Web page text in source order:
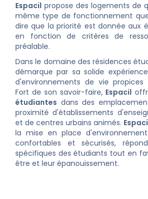
Espacil propose des logements de
même type de fonctionnement que
dire que la priorité est donnée aux
en fonction de critères de
préalable.
Dans le domaine des résidences
démarque par sa solide
d'environnements de vie propices
Fort de son savoir-faire, Espacil
étudiantes dans des
proximité d'établissements
et de centres urbains animés.
la mise en place
confortables et sécurisés,
spécifiques des étudiants tout en
être et leur épanouissement.